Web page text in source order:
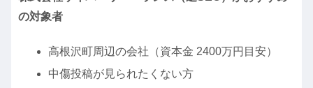
の対象者
高根沢町周辺の会社（資本金 2400万円目安）
中傷投稿が見られたくない方